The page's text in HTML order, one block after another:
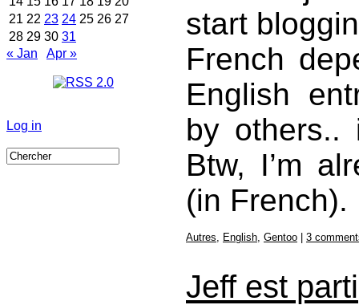
21 22 23 24 25 26 27
28 29 30 31
« Jan
Apr »
Log in
start
French
English
by
Btw, I’m
(in French).
Autres English Gentoo 3
Jeff est parti